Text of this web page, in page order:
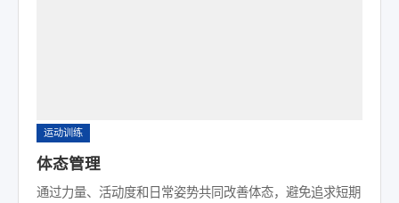
运动训练
体态管理
通过力量、活动度和日常姿势共同改善体态，避免追求短期